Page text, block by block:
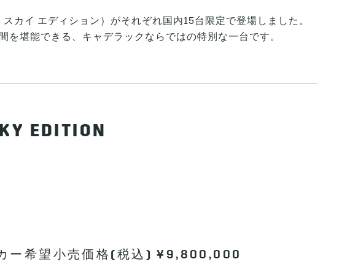
カイ エディション）がそれぞれ国内15台限定で登場しました。
堪能できる、キャデラックならではの特別な一台です。
EDITION
ー希望小売価格(税込) ¥9,800,000